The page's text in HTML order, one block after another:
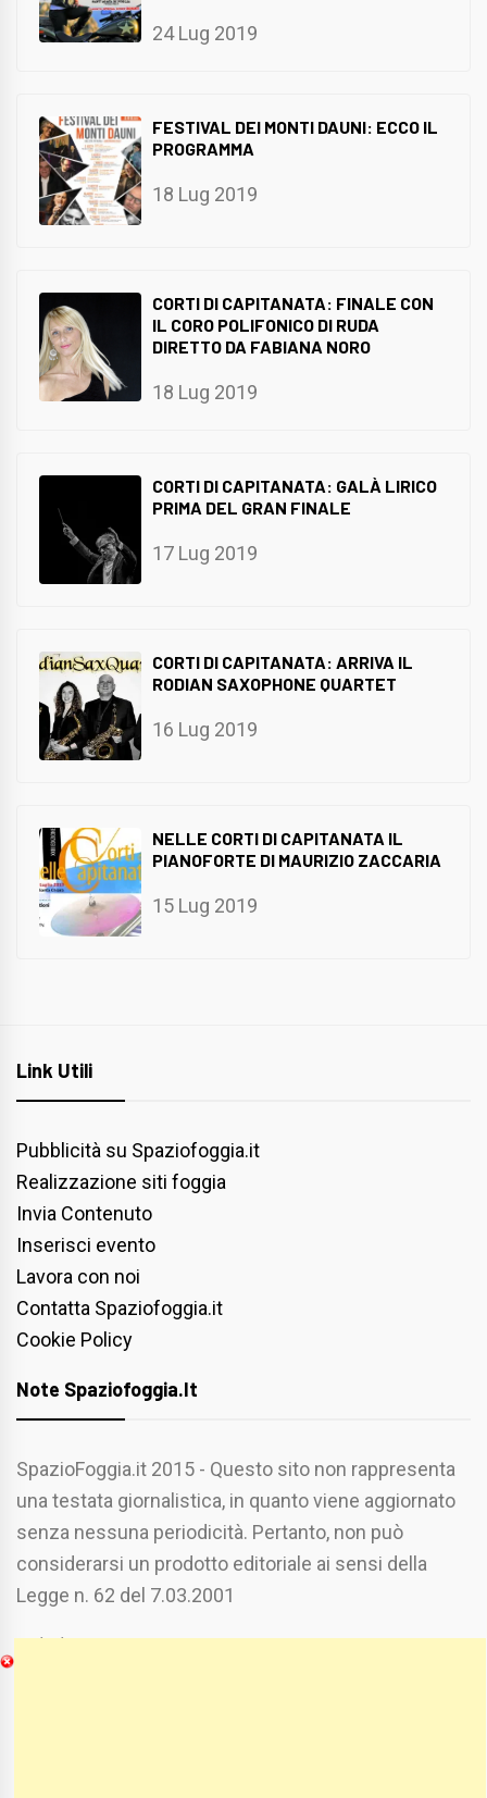
24 Lug 2019
FESTIVAL DEI MONTI DAUNI: ECCO IL
PROGRAMMA
18 Lug 2019
CORTI DI CAPITANATA: FINALE CON
IL CORO POLIFONICO DI RUDA
DIRETTO DA FABIANA NORO
18 Lug 2019
CORTI DI CAPITANATA: GALÀ LIRICO
PRIMA DEL GRAN FINALE
17 Lug 2019
CORTI DI CAPITANATA: ARRIVA IL
RODIAN SAXOPHONE QUARTET
16 Lug 2019
NELLE CORTI DI CAPITANATA IL
PIANOFORTE DI MAURIZIO ZACCARIA
15 Lug 2019
Link Utili
Pubblicità su Spaziofoggia.it
Realizzazione siti foggia
Invia Contenuto
Inserisci evento
Lavora con noi
Contatta Spaziofoggia.it
Cookie Policy
Note Spaziofoggia.it
SpazioFoggia.it 2015 - Questo sito non rappresenta
una testata giornalistica, in quanto viene aggiornato
senza nessuna periodicità. Pertanto, non può
considerarsi un prodotto editoriale ai sensi della
Legge n. 62 del 7.03.2001
Chi Siamo